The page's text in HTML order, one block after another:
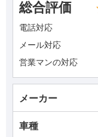
総合評価
電話対応
メール対応
営業マンの対応
メーカー
車種